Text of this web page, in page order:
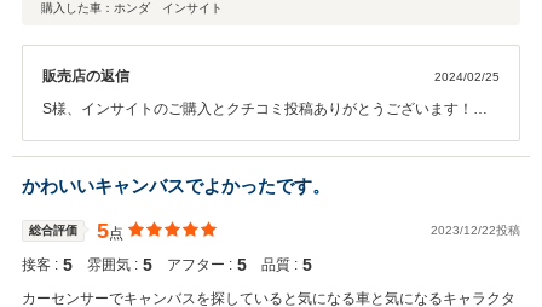
購入した車：ホンダ インサイト
販売店の返信 2024/02/25
S様、インサイトのご購入とクチコミ投稿ありがとうございます！お
り取りをして、スムーズにご納車が出来ました。お車の調子はいかが
でしょうか？今後もお車の事で何かお困りのことございましたらいつ
でもご相談ください！のーすくんも待っています！
かわいいキャンバスでよかったです。
総合評価 5点 2023/12/22投稿
接客 : 5 雰囲気 : 5 アフター : 5 品質 : 5
カーセンサーでキャンバスを探していると気になる車と気になるキャラクタ